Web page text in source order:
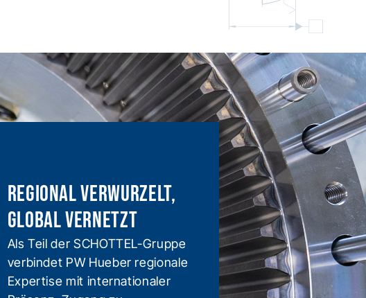
Regional verwurzelt,
global vernetzt
Als Teil der SCHOTTEL-Gruppe
verbindet PW Hueber regionale
Expertise mit internationaler